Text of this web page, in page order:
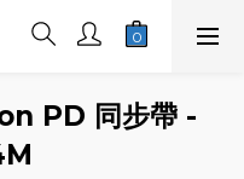
PD 同步帶 -